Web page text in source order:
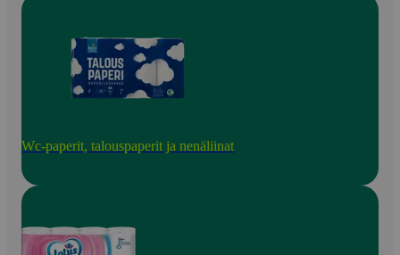
Wc-paperit, talouspaperit ja nenäliinat